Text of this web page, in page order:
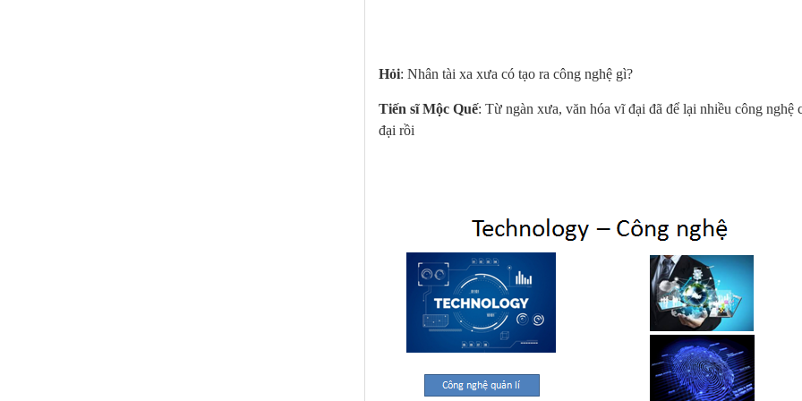
Hỏi: Nhân tài xa xưa có tạo ra công nghệ gì?
Tiến sĩ Mộc Quế: Từ ngàn xưa, văn hóa vĩ đại đã để lại nhiều công nghệ
đại rồi